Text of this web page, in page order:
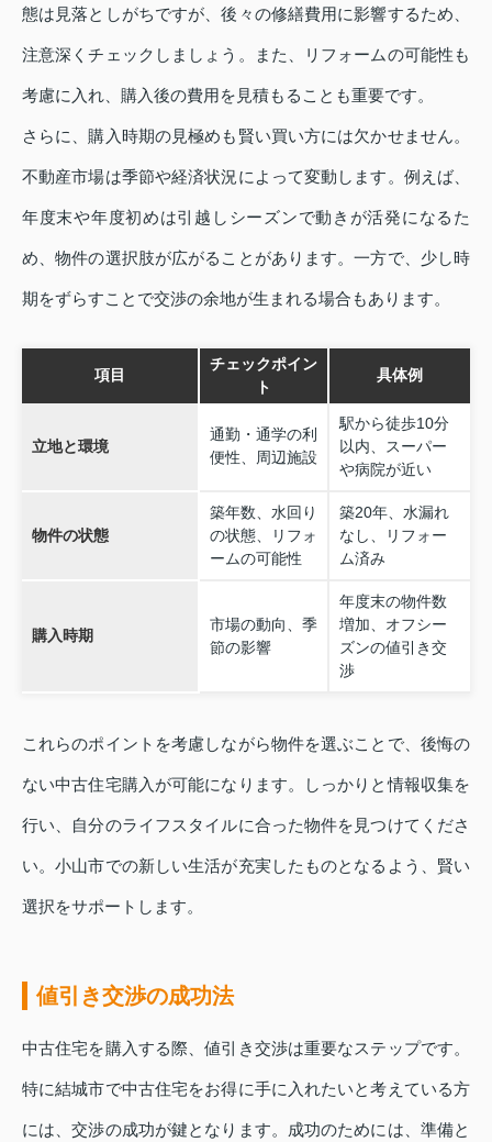
態は見落としがちですが、後々の修繕費用に影響するため、
注意深くチェックしましょう。また、リフォームの可能性も
考慮に入れ、購入後の費用を見積もることも重要です。
さらに、購入時期の見極めも賢い買い方には欠かせません。
不動産市場は季節や経済状況によって変動します。例えば、
年度末や年度初めは引越しシーズンで動きが活発になるた
め、物件の選択肢が広がることがあります。一方で、少し時
期をずらすことで交渉の余地が生まれる場合もあります。
項目
チェックポイン
ト
具体例
立地と環境
通勤・通学の利
便性、周辺施設
駅から徒歩10分
以内、スーパー
や病院が近い
物件の状態
築年数、水回り
の状態、リフォ
ームの可能性
築20年、水漏れ
なし、リフォー
ム済み
購入時期
市場の動向、季
節の影響
年度末の物件数
増加、オフシー
ズンの値引き交
渉
これらのポイントを考慮しながら物件を選ぶことで、後悔の
ない中古住宅購入が可能になります。しっかりと情報収集を
行い、自分のライフスタイルに合った物件を見つけてくださ
い。小山市での新しい生活が充実したものとなるよう、賢い
選択をサポートします。
値引き交渉の成功法
中古住宅を購入する際、値引き交渉は重要なステップです。
特に結城市で中古住宅をお得に手に入れたいと考えている方
には、交渉の成功が鍵となります。成功のためには、準備と